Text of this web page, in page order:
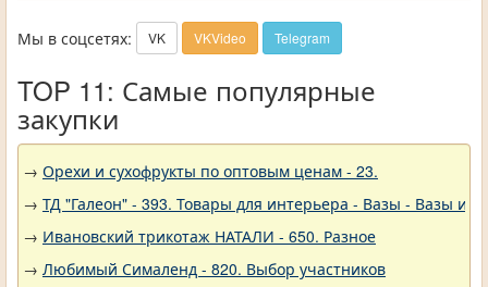
Мы в соцсетях: VK VKVideo Telegram
TOP 11: Самые популярные
закупки
→ Орехи и сухофрукты по оптовым ценам - 23.
→ ТД "Галеон" - 393. Товары для интерьера - Вазы - Вазы из
→ Ивановский трикотаж НАТАЛИ - 650. Разное
→ Любимый Сималенд - 820. Выбор участников